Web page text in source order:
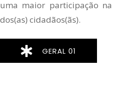
uma maior participação
dos(as) cidadãos(ãs).
GERAL 01